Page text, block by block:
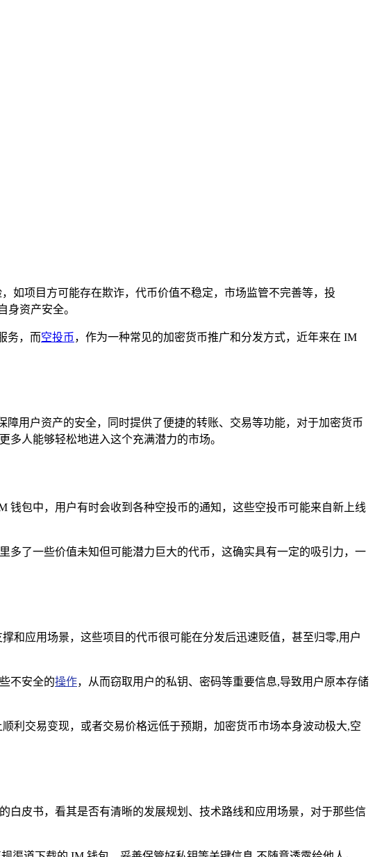
，如项目方可能存在欺诈，代币价值不稳定，市场监管不完善等，投
资产安全。
务，而空投币 ，作为一种常见的加密货币推广和分发方式，近年来在 IM
用户资产的安全，同时提供了便捷的转账、交易等功能，对于加密货币
人能够轻松地进入这个充满潜力的市场。
钱包中，用户有时会收到各种空投币的通知，这些空投币可能来自新上线
多了一些价值未知但可能潜力巨大的代币，这确实具有一定的吸引力，一
和应用场景，这些项目的代币很可能在分发后迅速贬值，甚至归零,用户
不安全的操作，从而窃取用户的私钥、密码等重要信息,导致用户原本存储
利交易变现，或者交易价格远低于预期，加密货币市场本身波动极大,空
白皮书，看其是否有清晰的发展规划、技术路线和应用场景，对于那些信